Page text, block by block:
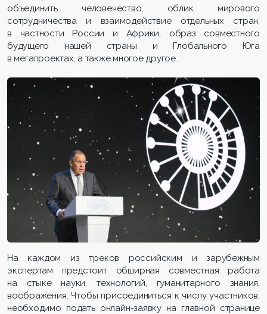
объединить человечество, облик мирового
сотрудничества и взаимодействие отдельных стран,
в частности России и Африки, образ совместного
будущего нашей страны и Глобального Юга
в мегапроектах, а также многое другое.
На каждом из треков российским и зарубежным
экспертам предстоит обширная совместная работа
на стыке науки, технологий, гуманитарного знания,
воображения. Чтобы присоединиться к числу участников,
необходимо подать онлайн-заявку на главной странице